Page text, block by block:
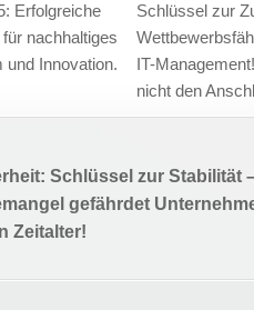
Erfolgreiche
nachhaltiges
und Innovation.
Schlüssel zur
IT-
nicht den
Schlüssel zur Stabilität
gefährdet
Zeitalter!